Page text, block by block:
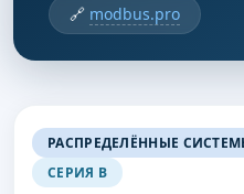
🔗 modbus.pro
РАСПРЕДЕЛЁННЫЕ
СЕРИЯ B